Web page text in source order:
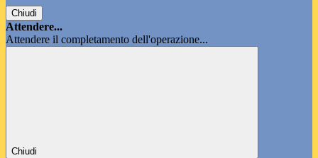
Chiudi
Attendere...
Attendere il completamento dell'operazione...
Chiudi